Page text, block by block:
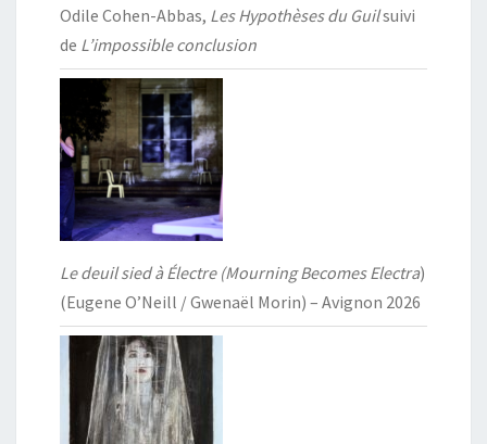
Odile Cohen-Abbas, Les Hypothèses du Guilsuivi
de L’impossible conclusion
Le deuil sied à Électre (Mourning Becomes Electra)
(Eugene O’Neill / Gwenaël Morin) – Avignon 2026